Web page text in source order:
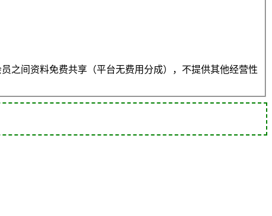
之间资料免费共享（平台无费用分成），不提供其他经营性